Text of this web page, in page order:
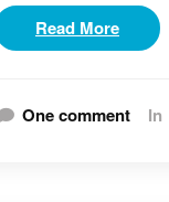
Read More
One comment In